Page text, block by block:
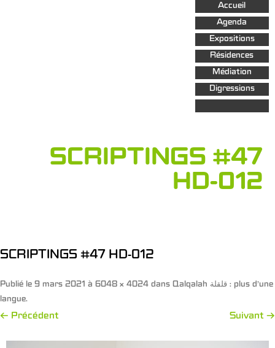
Aller au
contenu
principal
Accueil
Agenda
Expositions
Résidences
Médiation
Digressions
SCRIPTINGS #47
HD-012
SCRIPTINGS #47 HD-012
Publié le 9 mars 2021 à 6048 × 4024 dans Qalqalah قلقلة : plus d’une
langue.
← Précédent Suivant →